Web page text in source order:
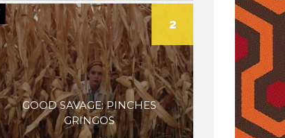
GOOD SAVAGE: PINCHES
GRINGOS
2